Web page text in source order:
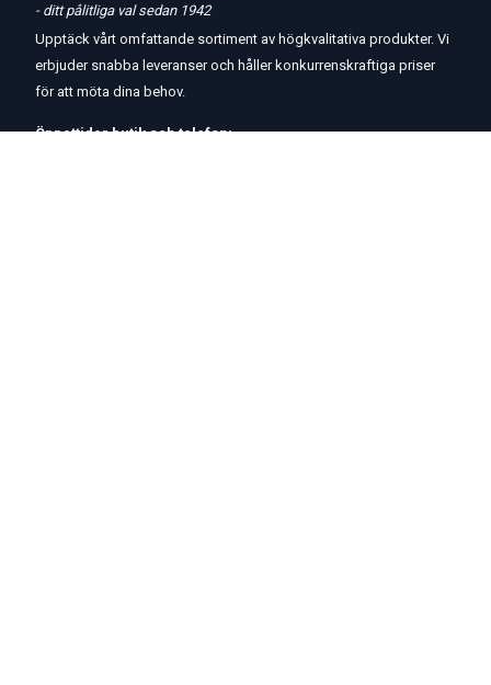
- ditt pålitliga val sedan 1942
Upptäck vårt omfattande sortiment av högkvalitativa produkter. Vi
erbjuder snabba leveranser och håller konkurrenskraftiga priser
för att möta dina behov.
Öppettiderbutikochtelefon: